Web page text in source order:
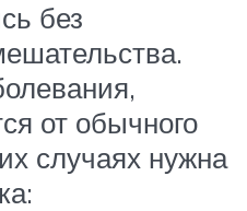
без
от обычного
случаях нужна